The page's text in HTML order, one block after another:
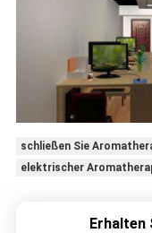
schließen Sie
elektrischer
Erhalten